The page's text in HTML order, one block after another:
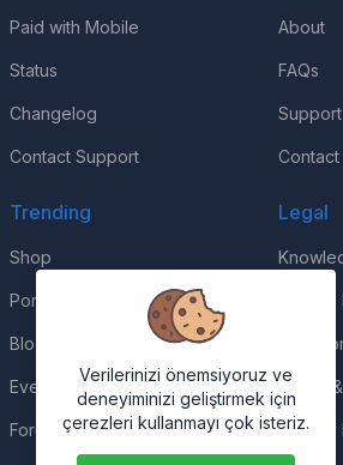
Paid with Mobile
Status
Changelog
Contact Support
About
FAQs
Support
Contact
Trending
Shop
Portfolio
Blog
Events
Forums
Legal
Terms
Privacy
Verilerinizi önemsiyoruz ve
deneyiminizi geliştirmek için
çerezleri kullanmayı çok isteriz.